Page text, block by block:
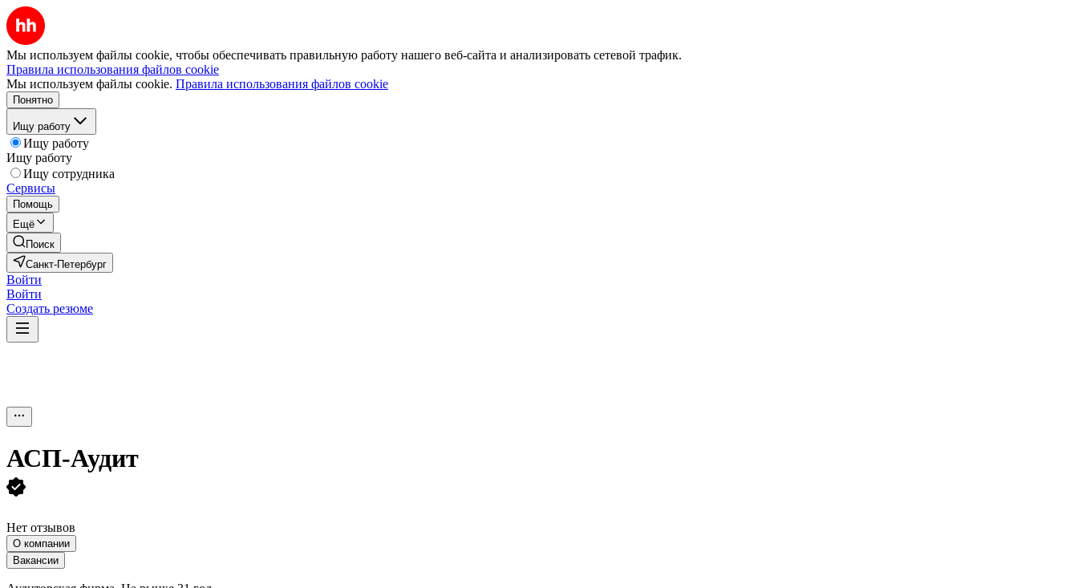
Мы используем файлы cookie, чтобы обеспечивать правильную работу нашего веб-сайта и анализировать сетевой трафик.
Правила использования файлов cookie
Мы используем файлы cookie. Правила использования файлов cookie
Понятно
Ищу работу
Ищу работу
Ищу работу
Ищу сотрудника
Сервисы
Помощь
Ещё
Поиск
Санкт-Петербург
Войти
Войти
Создать резюме
АСП-Аудит
Нет отзывов
О компании
Вакансии